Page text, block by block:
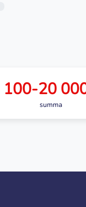
100-20
summa